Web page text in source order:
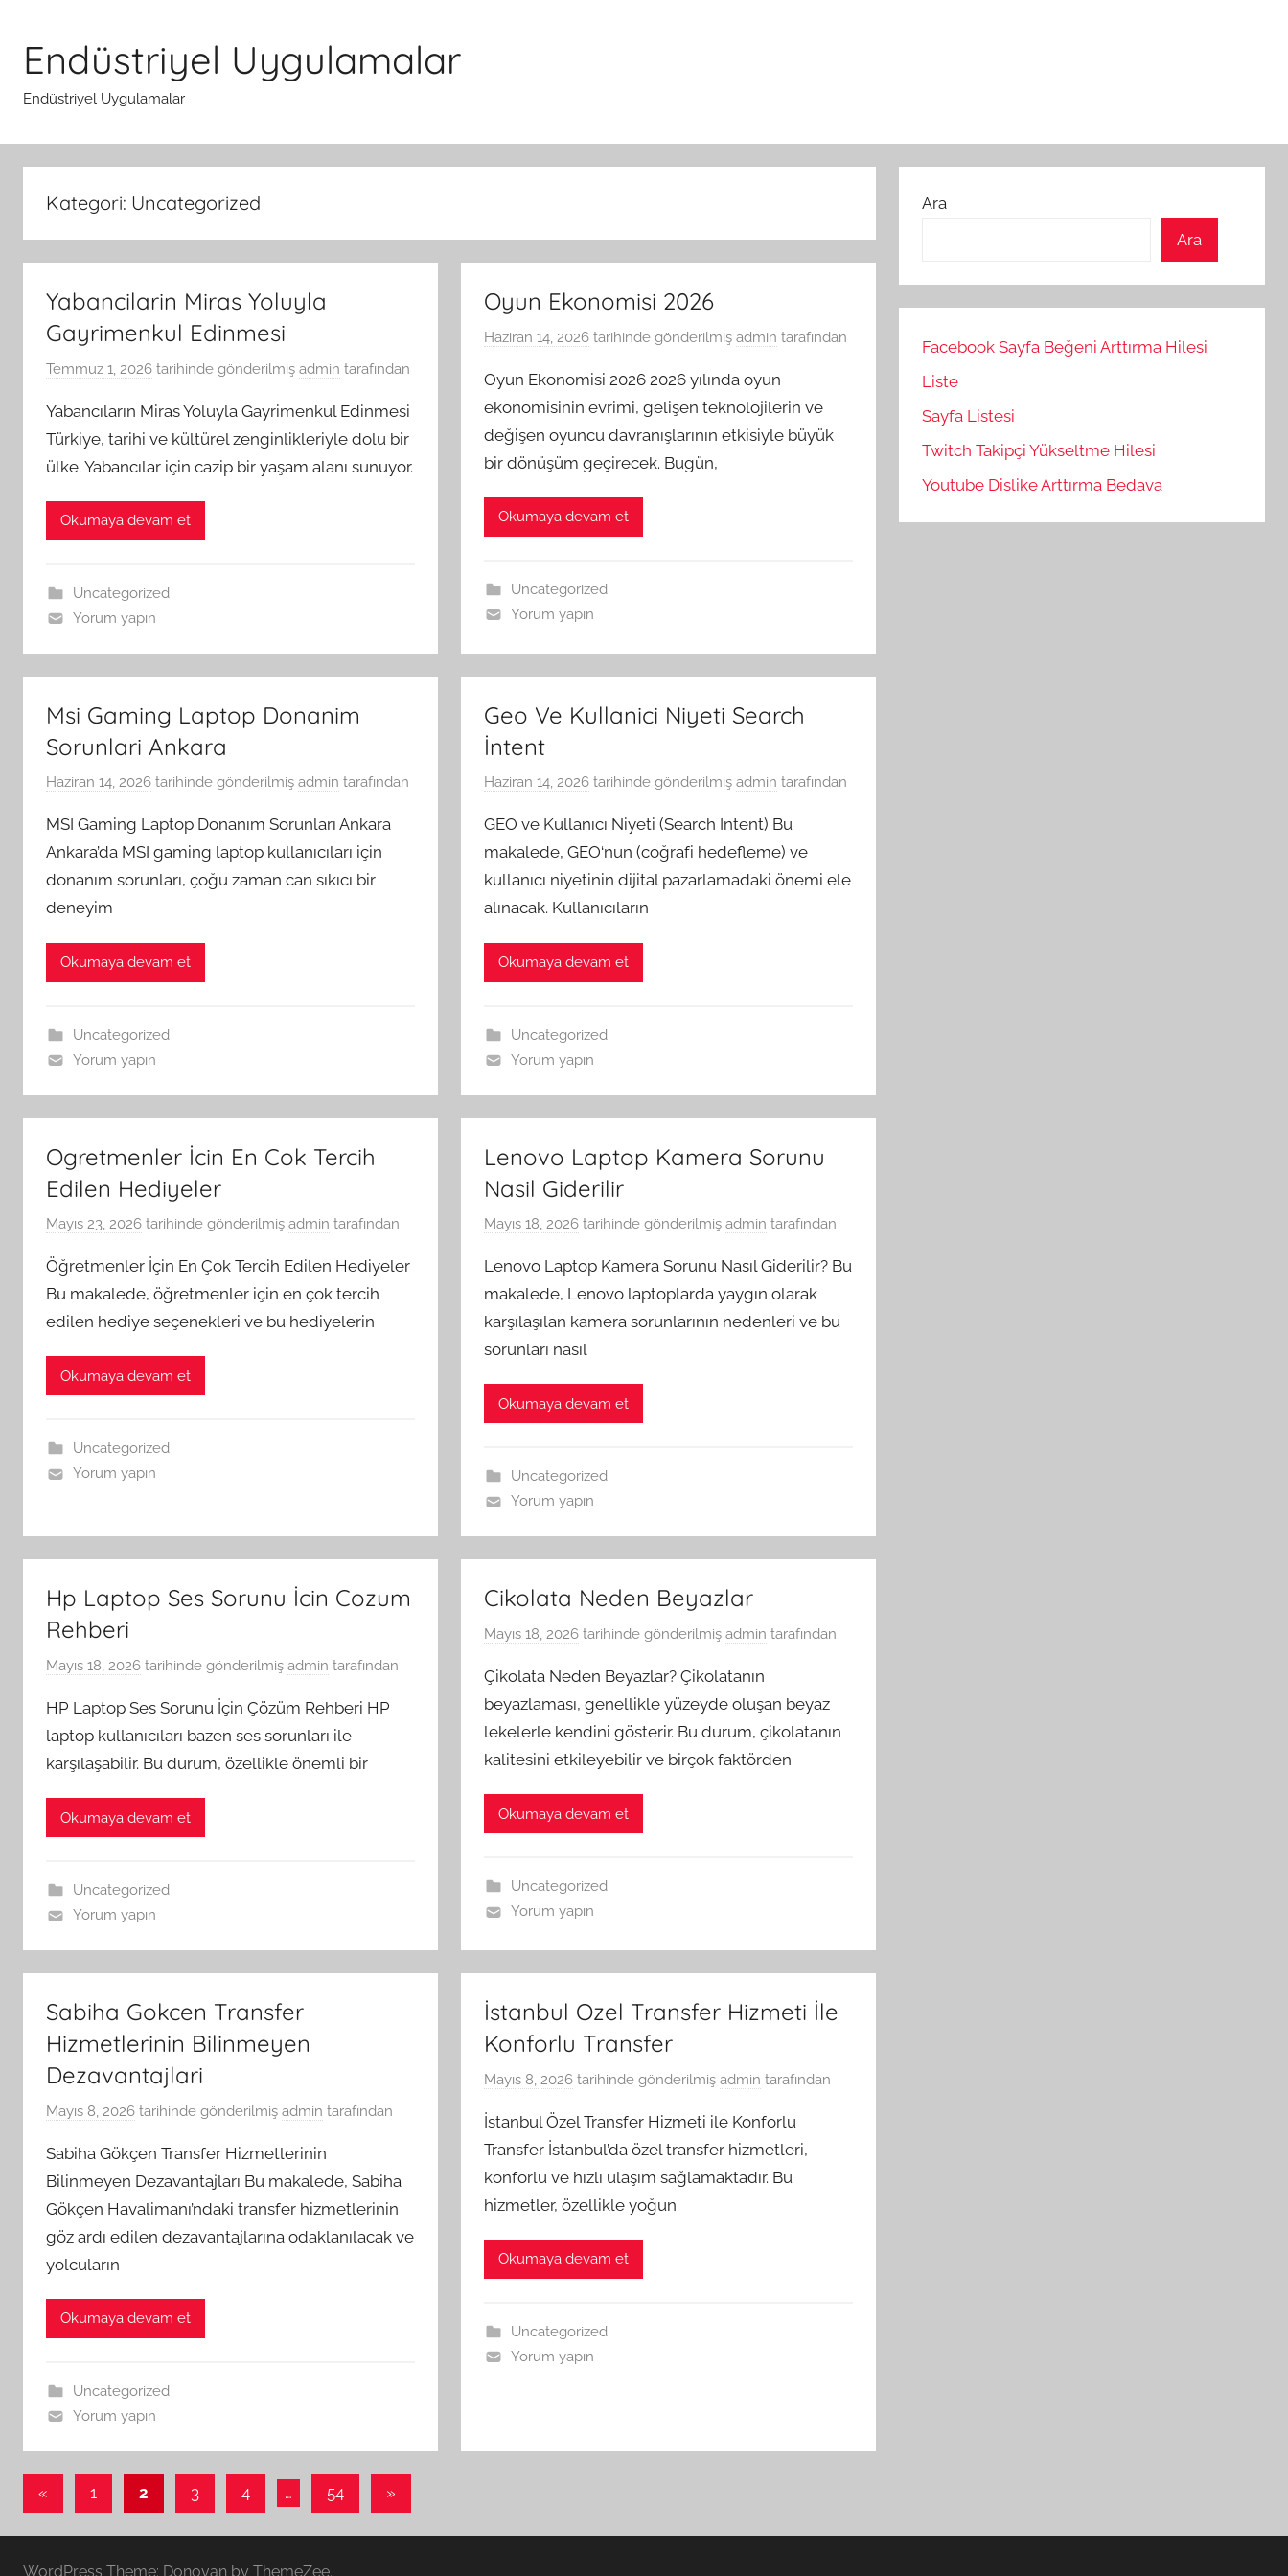
Endüstriyel Uygulamalar
Endüstriyel Uygulamalar
Kategori: Uncategorized
Yabancilarin Miras Yoluyla
Gayrimenkul Edinmesi
Temmuz 1, 2026 tarihinde gönderilmiş admin tarafından
Yabancıların Miras Yoluyla Gayrimenkul Edinmesi
Türkiye, tarihi ve kültürel zenginlikleriyle dolu bir
ülke. Yabancılar için cazip bir yaşam alanı sunuyor.
Okumaya devam et
Uncategorized
Yorum yapın
Oyun Ekonomisi 2026
Haziran 14, 2026 tarihinde gönderilmiş admin tarafından
Oyun Ekonomisi 2026 2026 yılında oyun
ekonomisinin evrimi, gelişen teknolojilerin ve
değişen oyuncu davranışlarının etkisiyle büyük
bir dönüşüm geçirecek. Bugün,
Okumaya devam et
Uncategorized
Yorum yapın
Msi Gaming Laptop Donanim
Sorunlari Ankara
Haziran 14, 2026 tarihinde gönderilmiş admin tarafından
MSI Gaming Laptop Donanım Sorunları Ankara
Ankara’da MSI gaming laptop kullanıcıları için
donanım sorunları, çoğu zaman can sıkıcı bir
deneyim
Okumaya devam et
Uncategorized
Yorum yapın
Geo Ve Kullanici Niyeti Search
İntent
Haziran 14, 2026 tarihinde gönderilmiş admin tarafından
GEO ve Kullanıcı Niyeti (Search Intent) Bu
makalede, GEO‘nun (coğrafi hedefleme) ve
kullanıcı niyetinin dijital pazarlamadaki önemi ele
alınacak. Kullanıcıların
Okumaya devam et
Uncategorized
Yorum yapın
Ogretmenler İcin En Cok Tercih
Edilen Hediyeler
Mayıs 23, 2026 tarihinde gönderilmiş admin tarafından
Öğretmenler İçin En Çok Tercih Edilen Hediyeler
Bu makalede, öğretmenler için en çok tercih
edilen hediye seçenekleri ve bu hediyelerin
Okumaya devam et
Uncategorized
Yorum yapın
Lenovo Laptop Kamera Sorunu
Nasil Giderilir
Mayıs 18, 2026 tarihinde gönderilmiş admin tarafından
Lenovo Laptop Kamera Sorunu Nasıl Giderilir? Bu
makalede, Lenovo laptoplarda yaygın olarak
karşılaşılan kamera sorunlarının nedenleri ve bu
sorunları nasıl
Okumaya devam et
Uncategorized
Yorum yapın
Hp Laptop Ses Sorunu İcin Cozum
Rehberi
Mayıs 18, 2026 tarihinde gönderilmiş admin tarafından
HP Laptop Ses Sorunu İçin Çözüm Rehberi HP
laptop kullanıcıları bazen ses sorunları ile
karşılaşabilir. Bu durum, özellikle önemli bir
Okumaya devam et
Uncategorized
Yorum yapın
Cikolata Neden Beyazlar
Mayıs 18, 2026 tarihinde gönderilmiş admin tarafından
Çikolata Neden Beyazlar? Çikolatanın
beyazlaması, genellikle yüzeyde oluşan beyaz
lekelerle kendini gösterir. Bu durum, çikolatanın
kalitesini etkileyebilir ve birçok faktörden
Okumaya devam et
Uncategorized
Yorum yapın
Sabiha Gokcen Transfer
Hizmetlerinin Bilinmeyen
Dezavantajlari
Mayıs 8, 2026 tarihinde gönderilmiş admin tarafından
Sabiha Gökçen Transfer Hizmetlerinin
Bilinmeyen Dezavantajları Bu makalede, Sabiha
Gökçen Havalimanı’ndaki transfer hizmetlerinin
göz ardı edilen dezavantajlarına odaklanılacak ve
yolcuların
Okumaya devam et
Uncategorized
Yorum yapın
İstanbul Ozel Transfer Hizmeti İle
Konforlu Transfer
Mayıs 8, 2026 tarihinde gönderilmiş admin tarafından
İstanbul Özel Transfer Hizmeti ile Konforlu
Transfer İstanbul’da özel transfer hizmetleri,
konforlu ve hızlı ulaşım sağlamaktadır. Bu
hizmetler, özellikle yoğun
Okumaya devam et
Uncategorized
Yorum yapın
Yazı
« Önceki1 2 3 4 … 54
Sonraki
»
Ara
Ara
Facebook Sayfa Beğeni Arttırma Hilesi
Liste
Sayfa Listesi
Twitch Takipçi Yükseltme Hilesi
Youtube Dislike Arttırma Bedava
WordPress Theme: Donovan by ThemeZee.